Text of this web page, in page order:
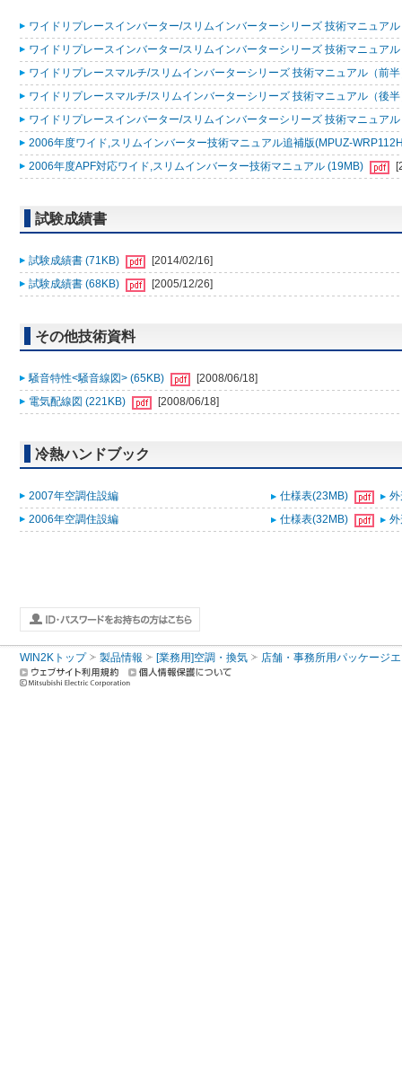
ワイドリプレースインバーター/スリムインバーターシリーズ 技術マニュア
ワイドリプレースインバーター/スリムインバーターシリーズ 技術マニュア
ワイドリプレースマルチ/スリムインバーターシリーズ 技術マニュアル（前
ワイドリプレースマルチ/スリムインバーターシリーズ 技術マニュアル（後
ワイドリプレースインバーター/スリムインバーターシリーズ 技術マニュア
2006年度ワイド,スリムインバーター技術マニュアル追補版(MPUZ-
2006年度APF対応ワイド,スリムインバーター技術マニュアル (19MB)
試験成績書
試験成績書 (71KB)
[2014/02/16]
試験成績書 (68KB)
[2005/12/26]
その他技術資料
騒音特性<騒音線図> (65KB)
[2008/06/18]
電気配線図 (221KB)
[2008/06/18]
冷熱ハンドブック
2007年空調住設編 仕様表(23MB)
2006年空調住設編
仕様表(32MB)
WIN2Kトップ 製品情報 [業務用]空調・換気 店舗・事務所用パッケージ